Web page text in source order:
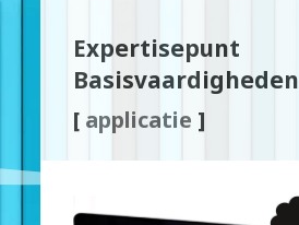
Expertisepunt
Basisvaardigheden
[ applicatie ]